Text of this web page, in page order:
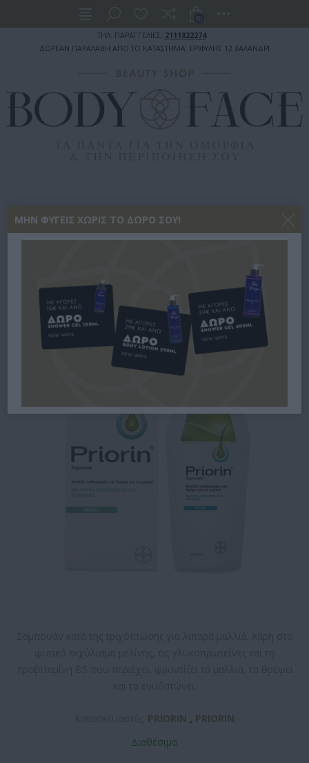
ΤΗΛ. ΠΑΡΑΓΓΕΛΙΕΣ: 2111822274
ΔΩΡΕΑΝ ΠΑΡΑΛΑΒΗ ΑΠΟ ΤΟ ΚΑΤΑΣΤΗΜΑ: ΕΡΙΦΥΛΗΣ 12 ΧΑΛΑΝΔΡΙ
PRIORIN ΣΑΜΠΟΥΆΝ ΓΙΑ ΛΙΠΑΡΆ ΜΑΛΛΙΆ 200ML
PRIORIN ΣΑΜΠΟΥΆΝ ΓΙΑ
ΛΙΠΑΡΆ ΜΑΛΛΙΆ 200ML
PRIORIN , PRIORIN
Διαθέσιμο
ΜΗΝ ΦΎΓΕΙΣ ΧΩΡΊΣ ΤΟ ΔΏΡΟ ΣΟΥ!